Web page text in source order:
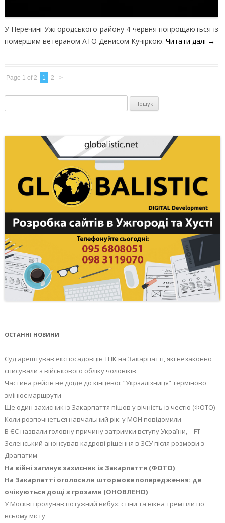
У Перечині Ужгородського району 4 червня попрощаються із
помершим ветераном АТО Денисом Кучіркою. Читати далі →
Page 1 of 2 1 2 >
ОСТАННІ НОВИНИ
Суд арештував експосадовців ТЦК на Закарпатті, які незаконно
списували з військового обліку чоловіків
Частина рейсів не доїде до кінцевої: “Укрзалізниця” терміново
змінює маршрути
Ще один захисник із Закарпаття пішов у вічність із честю (ФОТО)
Коли розпочнеться навчальний рік: у МОН повідомили
В ЄС назвали головну причину затримки вступу України, – FT
Зеленський анонсував кадрові рішення в ЗСУ після розмови з
Драпатим
На війні загинув захисник із Закарпаття (ФОТО)
На Закарпатті оголосили штормове попередження: де
очікуються дощі з грозами (ОНОВЛЕНО)
У Москві пролунав потужний вибух: стіни та вікна тремтіли по
всьому місту